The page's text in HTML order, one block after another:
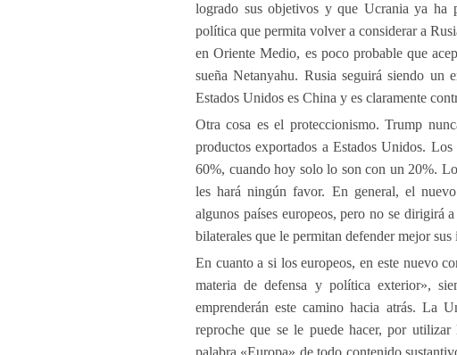
logrado sus objetivos y que Ucrania ya ha
política que permita volver a considerar a
en Oriente Medio, es poco probable que
sueña Netanyahu. Rusia seguirá siendo un
Estados Unidos es China y es claramente
Otra cosa es el proteccionismo. Trump
productos exportados a Estados Unidos.
60%, cuando hoy solo lo son con un 20%.
les hará ningún favor. En general, el
algunos países europeos, pero no se dirigirá
bilaterales que le permitan defender mejor sus
En cuanto a si los europeos, en este nuevo
materia de defensa y política exterior»,
emprenderán este camino hacia atrás. La
reproche que se le puede hacer, por
palabra «Europa» de todo contenido